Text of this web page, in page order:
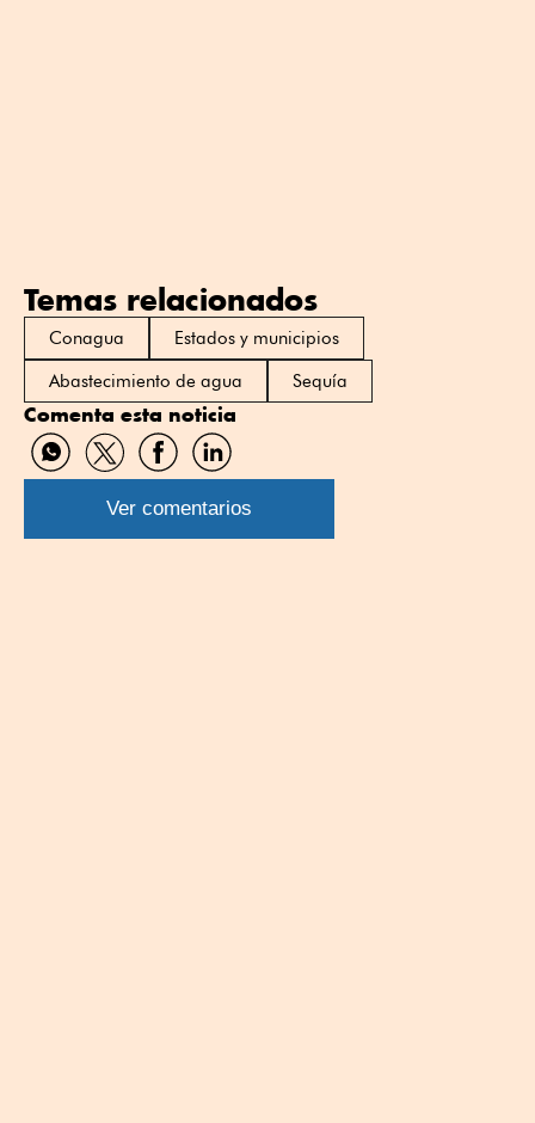
Temas relacionados
Conagua
Estados y municipios
Abastecimiento de agua
Sequía
Comenta esta noticia
Compartir
por
WhatsApp
Compartir
por
Twitter
Compartir
por
Facebook
Compartir
por
Linkedin
Ver comentarios